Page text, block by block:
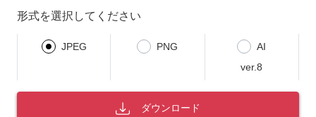
形式を選択してください
JPEG PNG
AI
ver.8
ダウンロード